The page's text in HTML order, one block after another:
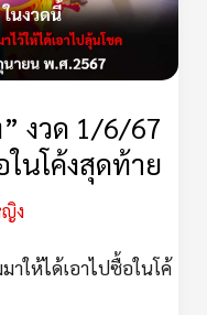
งวด 1/6/67
ในโค้งสุดท้าย
ง
าให้ได้เอาไปซื้อในโค้